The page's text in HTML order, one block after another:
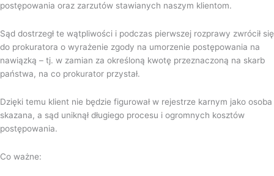
postępowania oraz zarzutów stawianych naszym klientom.
Sąd dostrzegł te wątpliwości i podczas pierwszej rozprawy zwrócił się
do prokuratora o wyrażenie zgody na umorzenie postępowania na
nawiązką – tj. w zamian za określoną kwotę przeznaczoną na skarb
państwa, na co prokurator przystał.
Dzięki temu klient nie będzie figurował w rejestrze karnym jako osoba
skazana, a sąd uniknął długiego procesu i ogromnych kosztów
postępowania.
Co ważne: